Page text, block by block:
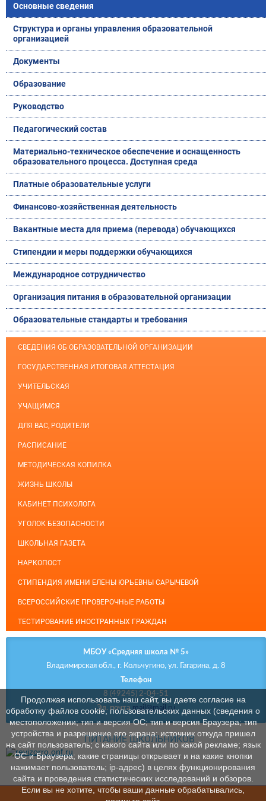
Основные сведения
Структура и органы управления образовательной
организацией
Документы
Образование
Руководство
Педагогический состав
Материально-техническое обеспечение и оснащенность
образовательного процесса. Доступная среда
Платные образовательные услуги
Финансово-хозяйственная деятельность
Вакантные места для приема (перевода) обучающихся
Стипендии и меры поддержки обучающихся
Международное сотрудничество
Организация питания в образовательной организации
Образовательные стандарты и требования
СВЕДЕНИЯ ОБ ОБРАЗОВАТЕЛЬНОЙ ОРГАНИЗАЦИИ
ГОСУДАРСТВЕННАЯ ИТОГОВАЯ АТТЕСТАЦИЯ
УЧИТЕЛЬСКАЯ
УЧАЩИМСЯ
ДЛЯ ВАС, РОДИТЕЛИ
РАСПИСАНИЕ
МЕТОДИЧЕСКАЯ КОПИЛКА
ЖИЗНЬ ШКОЛЫ
КАБИНЕТ ПСИХОЛОГА
УГОЛОК БЕЗОПАСНОСТИ
ШКОЛЬНАЯ ГАЗЕТА
НАРКОПОСТ
СТИПЕНДИЯ ИМЕНИ ЕЛЕНЫ ЮРЬЕВНЫ САРЫЧЕВОЙ
ВСЕРОССИЙСКИЕ ПРОВЕРОЧНЫЕ РАБОТЫ
ТЕСТИРОВАНИЕ ИНОСТРАННЫХ ГРАЖДАН
МБОУ «Средняя школа № 5»
Владимирская обл., г. Кольчугино, ул. Гагарина, д. 8
Телефон
8 (49245) 2-04-51
Эл. почта mail@mail.ru
ПИТАНИЕ ШКОЛЬНИКОВ
Продолжая использовать наш сайт, вы даете согласие на
обработку файлов cookie, пользовательских данных (сведения о
местоположении; тип и версия ОС; тип и версия Браузера; тип
устройства и разрешение его экрана; источник откуда пришел
на сайт пользователь; с какого сайта или по какой рекламе; язык
ОС и Браузера; какие страницы открывает и на какие кнопки
нажимает пользователь; ip-адрес) в целях функционирования
сайта и проведения статистических исследований и обзоров.
Если вы не хотите, чтобы ваши данные обрабатывались,